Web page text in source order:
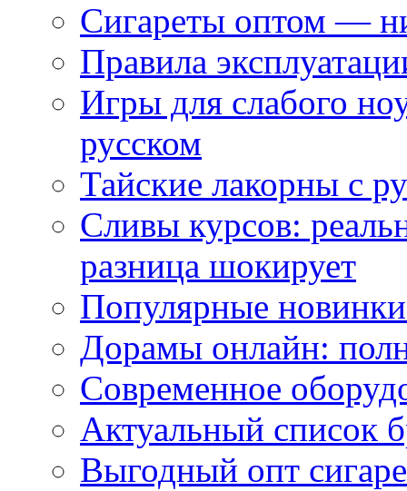
Сигареты оптом —
Правила
Игры для слабого
русском
Тайские лакорны с
Сливы курсов:
разница шокирует
Популярные
Дорамы онлайн:
Современное
Актуальный список
Выгодный опт